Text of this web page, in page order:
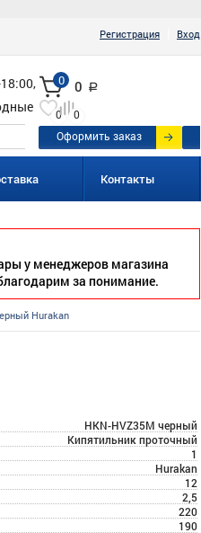
Регистрация Вход
0 0 a
0
0
Оформить заказ
Контакты
у менеджеров магазина
за понимание.
Hurakan
HKN-HVZ35M черный
Кипятильник проточный
1
Hurakan
12
2,5
220
190